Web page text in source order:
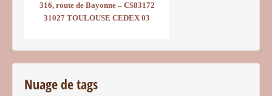
316, route de Bayonne – CS83172
31027 TOULOUSE CEDEX 03
Nuage de tags